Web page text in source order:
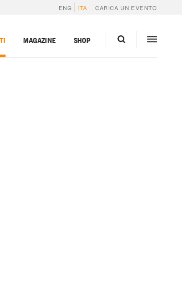
ENG ITA CARICA UN EVENTO
MAGAZINE SHOP